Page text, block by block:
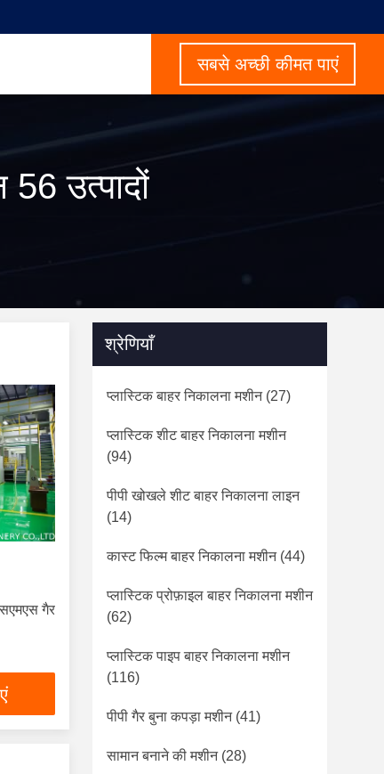
सबसे अच्छी कीमत पाएं
उत्पादों
गैर
श्रेणियाँ
प्लास्टिक बाहर निकालना मशीन(27)
प्लास्टिक शीट बाहर निकालना मशीन
(94)
पीपी खोखले शीट बाहर निकालना लाइन
(14)
कास्ट फिल्म बाहर निकालना मशीन(44)
प्लास्टिक प्रोफ़ाइल बाहर निकालना मशीन
(62)
प्लास्टिक पाइप बाहर निकालना मशीन
(116)
पीपी गैर बुना कपड़ा मशीन(41)
सामान बनाने की मशीन(28)